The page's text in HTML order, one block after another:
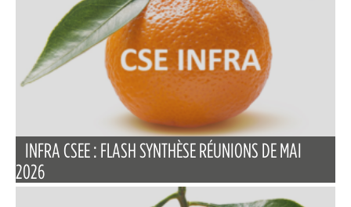
INFRA CSEE : FLASH SYNTHÈSE RÉUNIONS DE MAI
2026